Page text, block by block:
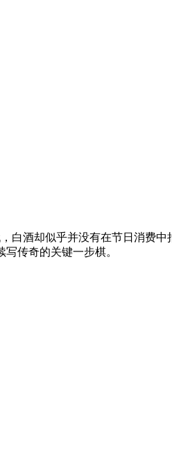
酒却似乎并没有在节日消费中
传奇的关键一步棋。